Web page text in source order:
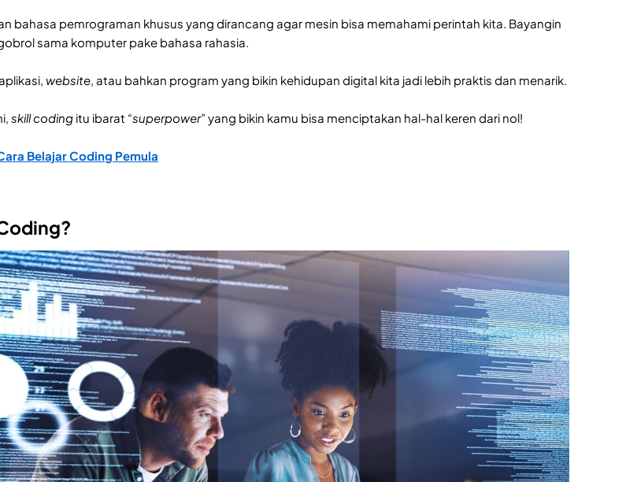
bahasa pemrograman khusus yang dirancang agar mesin bisa memahami perintah kita. Bayangin
sama komputer pake bahasa rahasia.
website, atau bahkan program yang bikin kehidupan digital kita jadi lebih praktis dan menarik.
skill coding itu ibarat “superpower” yang bikin kamu bisa menciptakan hal-hal keren dari nol!
Belajar Coding Pemula